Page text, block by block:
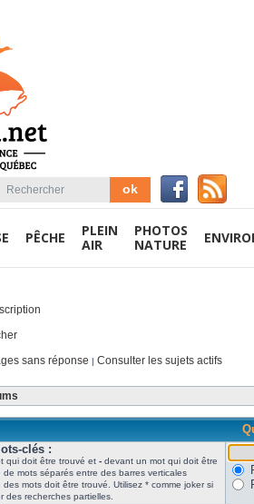
PÊCHE
PLEIN
AIR
PHOTOS
NATURE
sans réponse | Consulter les sujets actifs
clés :
qui doit être trouvé et - devant un mot qui doit être
mots séparés entre des barres verticales
des mots doit être trouvé. Utilisez * comme joker si
des recherches partielles.